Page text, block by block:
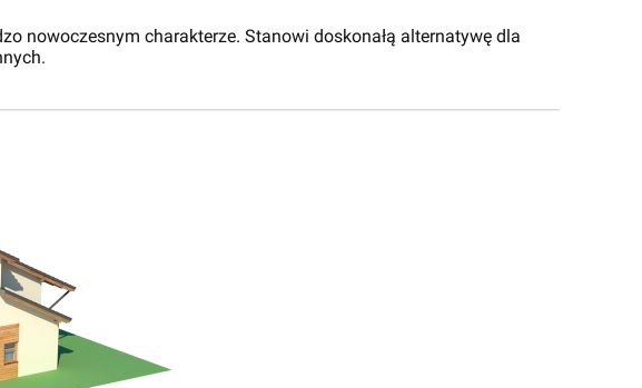
nowoczesnym charakterze. Stanowi doskonałą alternatywę dla